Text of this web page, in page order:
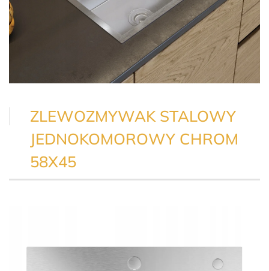
ZLEWOZMYWAK STALOWY
JEDNOKOMOROWY CHROM
58X45